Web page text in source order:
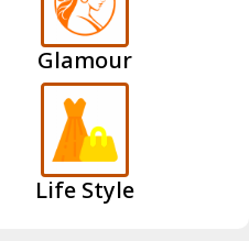
Glamour
Life Style